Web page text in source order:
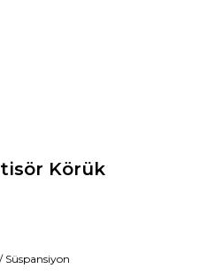
Körük
Süspansiyon